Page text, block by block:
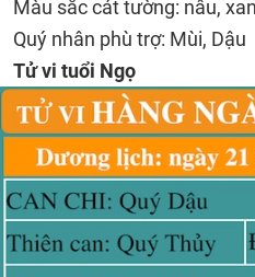
Màu sắc cát tường: nâu,
Quý nhân phù trợ: Mùi, Dậu
Tử vi tuổi Ngọ